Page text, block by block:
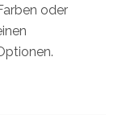
oder